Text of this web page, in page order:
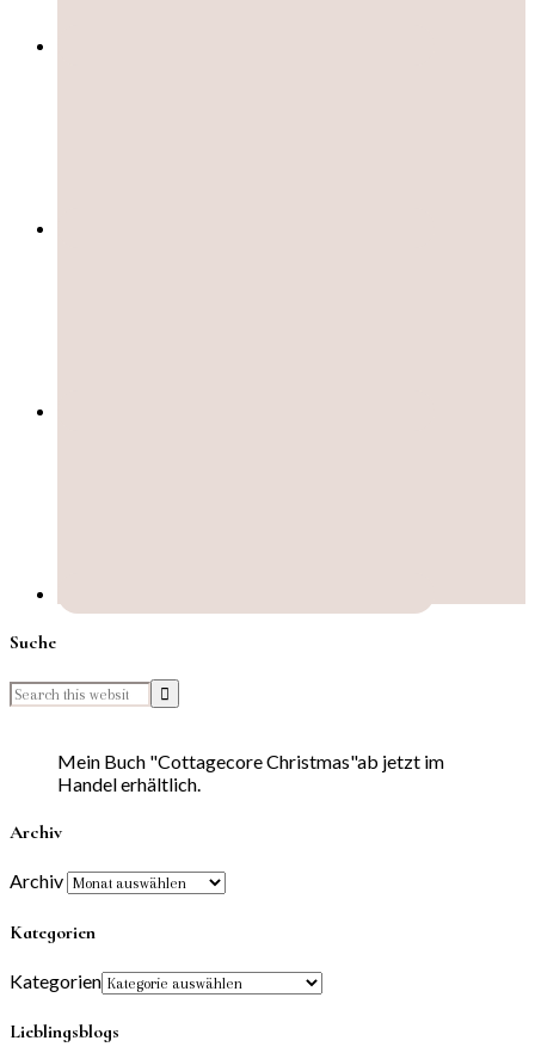
Suche
Mein Buch "Cottagecore Christmas"ab jetzt im
Handel erhältlich.
Archiv
Archiv
Kategorien
Kategorien
Lieblingsblogs